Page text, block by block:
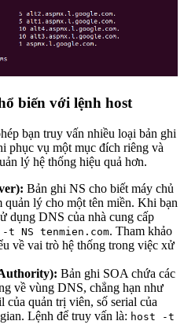
biến với lệnh host
bạn truy vấn nhiều loại bản ghi
phục vụ một mục đích riêng và
lý hệ thống hiệu quả hơn.
Bản ghi NS cho biết máy chủ
lý cho một tên miền. Khi bạn
dụng DNS của nhà cung cấp
t NS tenmien.com. Tham khảo
về vai trò hệ thống trong việc xử
Bản ghi SOA chứa các
về vùng DNS, chẳng hạn như
quản trị viên, số serial của
Lệnh để truy vấn là: host -t